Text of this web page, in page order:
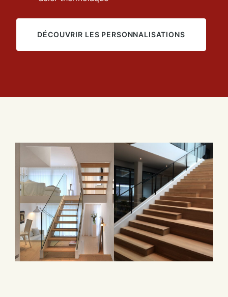
DÉCOUVRIR LES PERSONNALISATIONS